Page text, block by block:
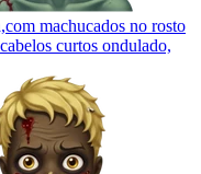
machucados no rosto
curtos ondulado,